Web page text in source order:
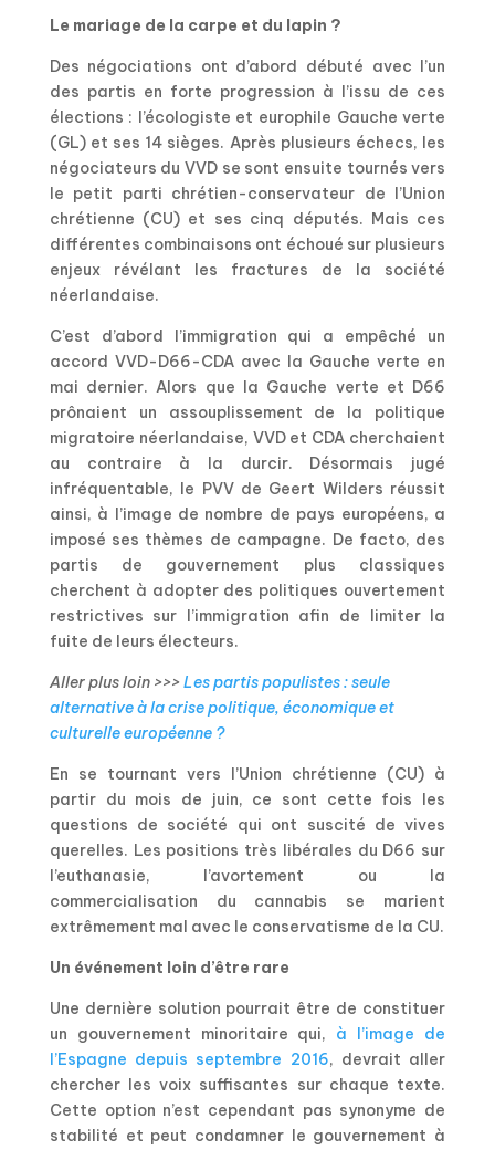
Le mariage de la carpe et du lapin ?
Des négociations ont d’abord débuté avec l’un
des partis en forte progression à l’issu de ces
élections : l’écologiste et europhile Gauche verte
(GL) et ses 14 sièges. Après plusieurs échecs, les
négociateurs du VVD se sont ensuite tournés vers
le petit parti chrétien-conservateur de l’Union
chrétienne (CU) et ses cinq députés. Mais ces
différentes combinaisons ont échoué sur plusieurs
enjeux révélant les fractures de la société
néerlandaise.
C’est d’abord l’immigration qui a empêché un
accord VVD-D66-CDA avec la Gauche verte en
mai dernier. Alors que la Gauche verte et D66
prônaient un assouplissement de la politique
migratoire néerlandaise, VVD et CDA cherchaient
au contraire à la durcir. Désormais jugé
infréquentable, le PVV de Geert Wilders réussit
ainsi, à l’image de nombre de pays européens, a
imposé ses thèmes de campagne. De facto, des
partis de gouvernement plus classiques
cherchent à adopter des politiques ouvertement
restrictives sur l’immigration afin de limiter la
fuite de leurs électeurs.
Aller plus loin >>>Les partis populistes : seule
alternative à la crise politique, économique et
culturelle européenne ?
En se tournant vers l’Union chrétienne (CU) à
partir du mois de juin, ce sont cette fois les
questions de société qui ont suscité de vives
querelles. Les positions très libérales du D66 sur
l’euthanasie, l’avortement ou la
commercialisation du cannabis se marient
extrêmement mal avec le conservatisme de la CU.
Un événement loin d’être rare
Une dernière solution pourrait être de constituer
un gouvernement minoritaire qui, à l’image de
l’Espagne depuis septembre 2016, devrait aller
chercher les voix suffisantes sur chaque texte.
Cette option n’est cependant pas synonyme de
stabilité et peut condamner le gouvernement à